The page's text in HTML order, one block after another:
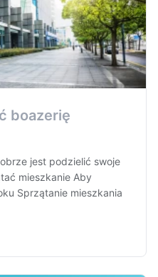
boazerię
jest podzielić swoje
mieszkanie Aby
Sprzątanie mieszkania